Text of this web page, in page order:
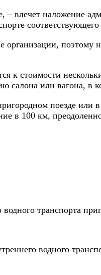
– влечет наложение
поэтому
к стоимости
салона или вагона, в
поезде или
в 100 км,
транспорта
водного